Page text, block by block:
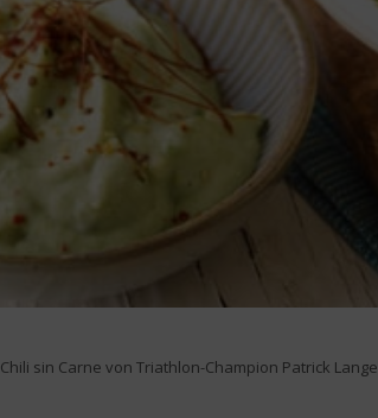
Chili sin Carne von Triathlon-Champion Patrick Lange